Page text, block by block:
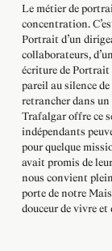
Le métier de
concentration.
Portrait d’un
collaborateurs,
écriture de Portrait
pareil au silence
retrancher dans
Trafalgar offre ce
indépendants
pour quelque
avait promis de
nous convient
porte de notre
douceur de vivre et